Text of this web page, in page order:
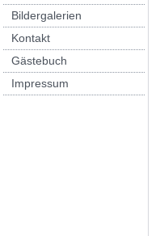
Bildergalerien
Kontakt
Gästebuch
Impressum